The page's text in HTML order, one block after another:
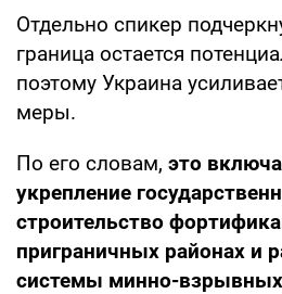
Отдельно спикер
граница остается
поэтому Украина
меры.
По его словам, это
укрепление
строительство
приграничных районах и
системы минно-